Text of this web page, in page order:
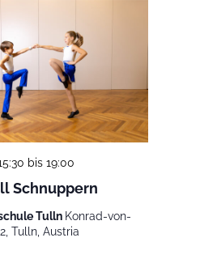
Schnuppern
bis 19:00
Tulln Konrad-von-
Tulln, Austria